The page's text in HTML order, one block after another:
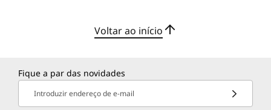
Voltar ao início
Fique a par das novidades
Introduzir endereço de e-mail